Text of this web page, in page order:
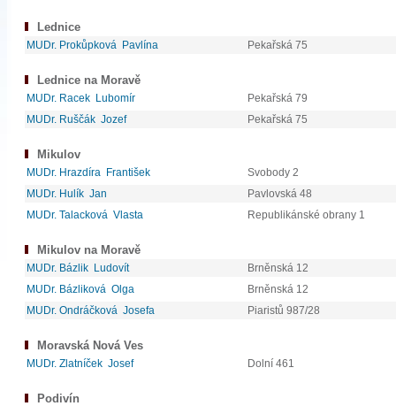
Lednice
MUDr. Prokůpková Pavlína Pekařská 75
Lednice na Moravě
MUDr. Racek Lubomír
Pekařská 79
MUDr. Ruščák Jozef
Pekařská 75
Mikulov
MUDr. Hrazdíra František
Svobody 2
MUDr. Hulík Jan
Pavlovská 48
MUDr. Talacková Vlasta
Republikánské obrany 1
Mikulov na Moravě
MUDr. Bázlik Ludovít
Brněnská 12
MUDr. Bázliková Olga
Brněnská 12
MUDr. Ondráčková Josefa
Piaristů 987/28
Moravská Nová Ves
MUDr. Zlatníček Josef Dolní 461
Podivín